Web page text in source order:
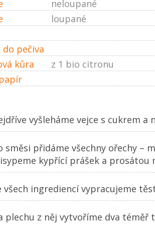
neloupané
loupané
do pečiva
kůra
z 1 bio citronu
vyšleháme vejce s cukrem
směsi přidáme všechny ořechy –
kypřící prášek a prosátou
všech ingrediencí vypracujeme
plechu z něj vytvoříme dva